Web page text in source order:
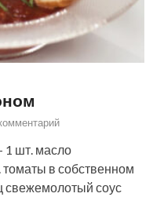
1 шт. масло
томаты в собственном
свежемолотый соус